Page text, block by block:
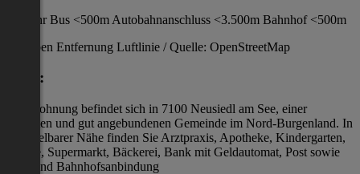
Verkehr Bus <500m Autobahnanschluss <3.500m Bahnhof <500m
Angaben Entfernung Luftlinie / Quelle: OpenStreetMap
Lage:
Die Wohnung befindet sich in 7100 Neusiedl am See, einer
beliebten und gut angebundenen Gemeinde im Nord-Burgenland. In
unmittelbarer Nähe finden Sie Arztpraxis, Apotheke, Kindergarten,
Schule, Supermarkt, Bäckerei, Bank mit Geldautomat, Post sowie
Bus- und Bahnhofsanbindung